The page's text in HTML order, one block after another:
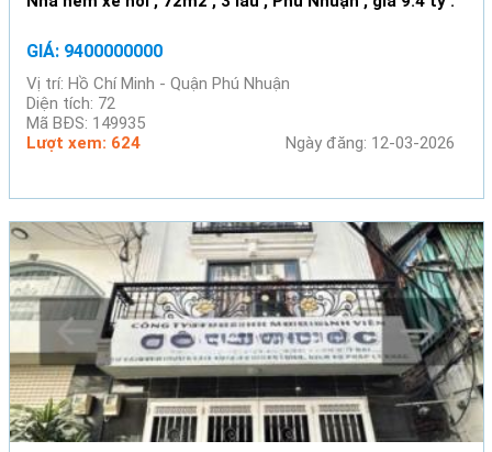
GIÁ: 9400000000
Vị trí: Hồ Chí Minh - Quận Phú Nhuận
Diện tích: 72
Mã BĐS: 149935
Lượt xem: 624
Ngày đăng: 12-03-2026